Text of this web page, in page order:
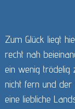
Zum Glück liegt
recht nah
ein wenig
nicht fern und der
eine liebliche